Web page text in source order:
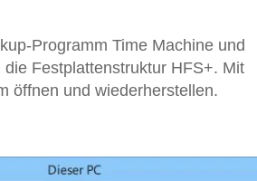
Programm Time Machine und
Festplattenstruktur HFS+. Mit
öffnen und wiederherstellen.